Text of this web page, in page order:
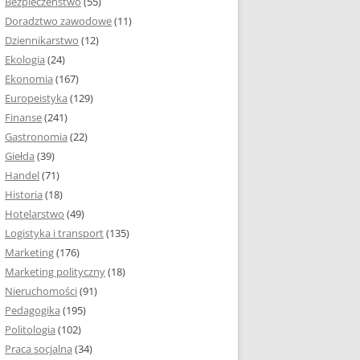
I ROZMIAR PRACY
DYPLOMOWEJ –
NUMEROWANIE
I
AKAPITU W PRACY
DYPLOMOWEJ
W PRACY
DYPLOMOWEJ
Doradztwo zawodowe(11)
Dziennikarstwo (12)
Ekologia (24)
Ekonomia (167)
Europeistyka (129)
Finanse(241)
Gastronomia (22)
Giełda (39)
Handel(71)
Historia (18)
Hotelarstwo (49)
Logistyka i transport(135)
Marketing(176)
Marketing polityczny(18)
Nieruchomości(91)
Pedagogika (195)
Politologia (102)
Praca socjalna (34)